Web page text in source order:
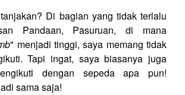
Di bagian yang tidak terlalu
Pandaan, Pasuruan, di mana
" menjadi tinggi, saya memang tidak
Tapi ingat, saya biasanya juga
dengan sepeda apa pun!
sama saja!